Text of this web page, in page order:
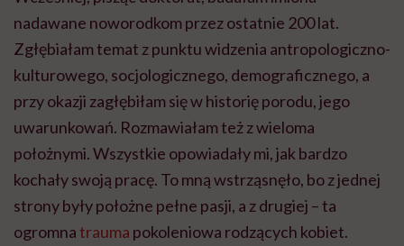
nadawane noworodkom przez ostatnie 200 lat.
Zgłębiałam temat z punktu widzenia antropologiczno-
kulturowego, socjologicznego, demograficznego, a
przy okazji zagłębiłam się w historię porodu, jego
uwarunkowań. Rozmawiałam też z wieloma
położnymi. Wszystkie opowiadały mi, jak bardzo
kochały swoją pracę. To mną wstrząsnęło, bo z jednej
strony były położne pełne pasji, a z drugiej – ta
ogromnatrauma pokoleniowa rodzących kobiet.